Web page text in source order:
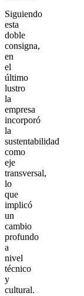
Siguiendo
esta
doble
consigna,
en
el
último
lustro
la
empresa
incorporó
la
sustentabilidad
como
eje
transversal,
lo
que
implicó
un
cambio
profundo
a
nivel
técnico
y
cultural.